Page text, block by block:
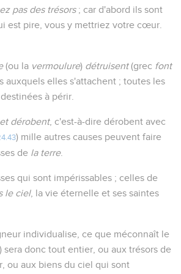
pas des trésors; car d'abord ils sont
est pire, vous y mettriez votre cœur.
(ou la vermoulure) détruisent(grec font
auxquels elles s'attachent ; toutes les
à périr.
dérobent, c'est-à-dire dérobent avec
) mille autres causes peuvent faire
de la terre.
qui sont impérissables ; celles de
le ciel, la vie éternelle et ses saintes
individualise, ce que méconnaît le
sera donc tout entier, ou aux trésors de
ou aux biens du ciel qui sont